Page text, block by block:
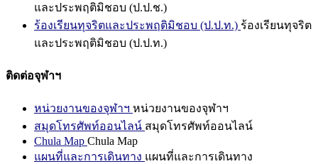
และประพฤติมิชอบ (ป.ป.ช.)
ร้องเรียนทุจริตและประพฤติมิชอบ (ป.ป.ท.) ร้องเรียนทุจริต
และประพฤติมิชอบ (ป.ป.ท.)
ติดต่อจุฬาฯ
หน่วยงานของจุฬาฯ หน่วยงานของจุฬาฯ
สมุดโทรศัพท์ออนไลน์ สมุดโทรศัพท์ออนไลน์
Chula Map Chula Map
แผนที่และการเดินทาง แผนที่และการเดินทาง